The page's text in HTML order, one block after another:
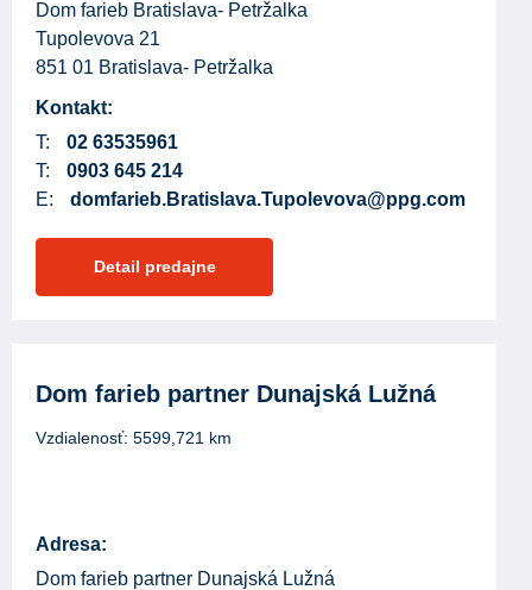
Dom farieb Bratislava- Petržalka
Tupolevova 21
851 01 Bratislava- Petržalka
Kontakt:
T:
02 63535961
T:
0903 645 214
E:
domfarieb.Bratislava.Tupolevova@ppg.com
Detail predajne
Dom farieb partner Dunajská Lužná
Vzdialenosť: 5599,721 km
Adresa:
Dom farieb partner Dunajská Lužná